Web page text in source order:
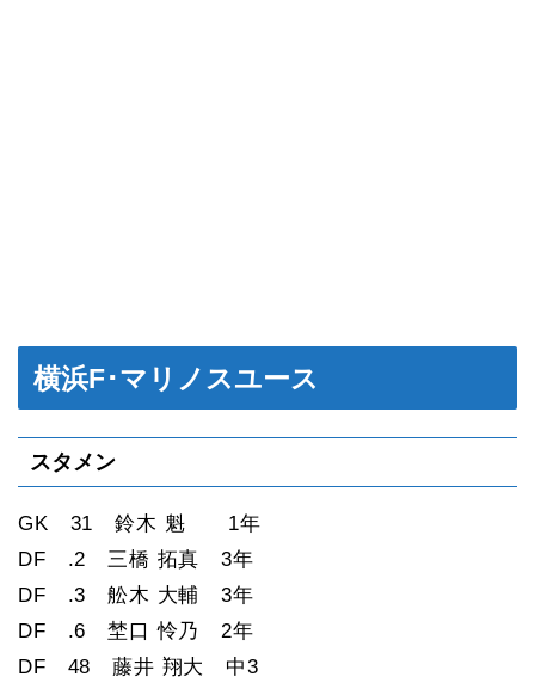
横浜F･マリノスユース
スタメン
GK 31 鈴木 魁 1年
DF .2 三橋 拓真 3年
DF .3 舩木 大輔 3年
DF .6 埜口 怜乃 2年
DF 48 藤井 翔大 中3